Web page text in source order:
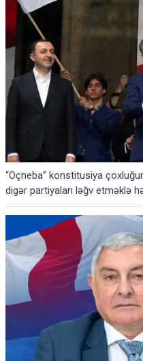
“Oçneba” konstitusiya
digər partiyaları ləğv etməklə